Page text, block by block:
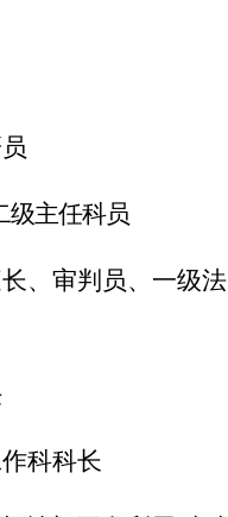
级主任科员
、审判员、一级法
科科长